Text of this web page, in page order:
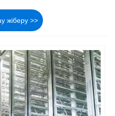
жіберу >>